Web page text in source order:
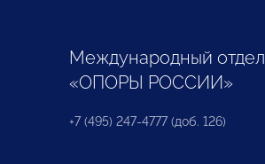
Международный отдел
«ОПОРЫ РОССИИ»
+7 (495) 247-4777 (доб. 126)